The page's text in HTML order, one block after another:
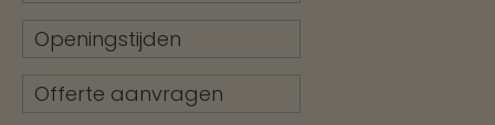
Openingstijden
Offerte aanvragen